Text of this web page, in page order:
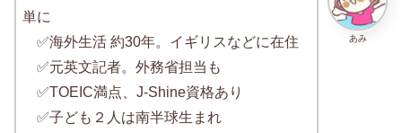
あみ
単に
✅海外生活 約30年。イギリスなどに在住
✅元英文記者。外務省担当も
✅TOEIC満点、J-Shine資格あり
✅子ども２人は南半球生まれ